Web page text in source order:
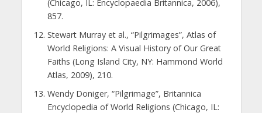
(Chicago, IL: Encyclopaedia Britannica, 2006),
857.
Stewart Murray et al., “Pilgrimages”, Atlas of
World Religions: A Visual History of Our Great
Faiths (Long Island City, NY: Hammond World
Atlas, 2009), 210.
Wendy Doniger, “Pilgrimage”, Britannica
Encyclopedia of World Religions (Chicago, IL: